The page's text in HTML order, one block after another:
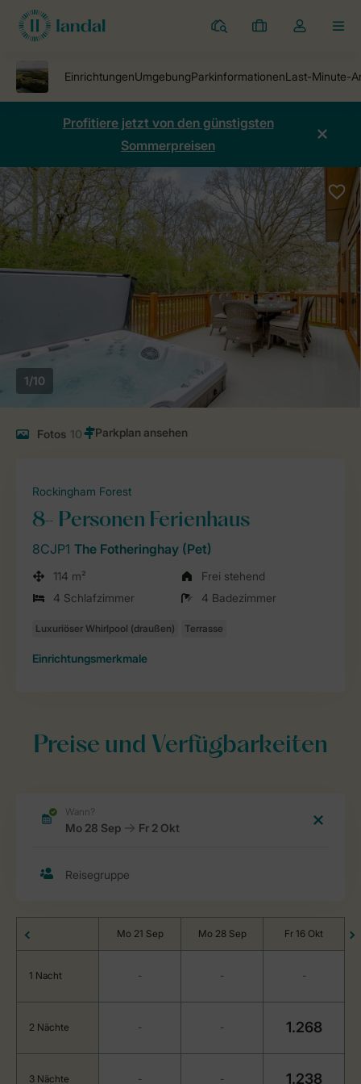
Ferienparks
Meine
Dropdown-
öffnen
Profitiere jetzt von den günstigsten
Sommerpreisen
1/10
Fotos 10
Rockingham Forest
8- Personen Ferienhaus
8CJP1 The Fotheringhay (Pet)
114 m²
Frei stehend
4 Schlafzimmer
4 Badezimmer
Einrichtungsmerkmale
Preise und Verfügbarkeiten
Mo 21 Sep Mo 28 Sep Fr 16 Okt
1 Nacht - - -
2 Nächte - - 1.268
3 Nächte - - 1.238